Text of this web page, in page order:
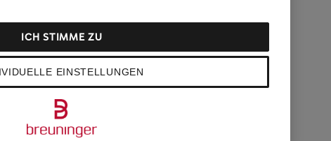
EINSTELLUNGEN
ICH STIMME ZU